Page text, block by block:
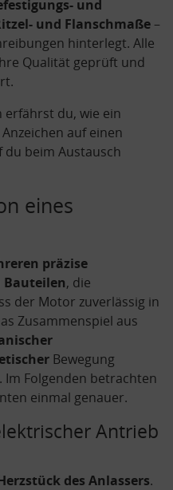
und
und Flanschmaße –
hinterlegt. Alle
Qualität geprüft und
erfährst du, wie ein
auf einen
beim Austausch
eines
präzise
, die
der Motor zuverlässig in
Zusammenspiel aus
Bewegung
Folgenden betrachten
einmal genauer.
Antrieb
des Anlassers.